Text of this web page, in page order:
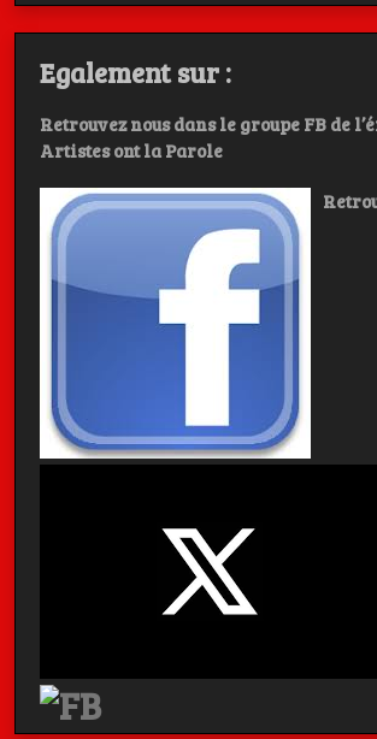
Egalement sur :
Retrouvez nous dans le groupe FB de
Artistes ont la Parole